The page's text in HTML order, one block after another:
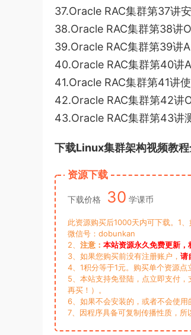
37.Oracle RAC集群第37讲
38.Oracle RAC集群第38
39.Oracle RAC集群第39
40.Oracle RAC集群第40
41.Oracle RAC集群第41
42.Oracle RAC集群第42
43.Oracle RAC集群第43
下载Linux集群架构视频教程
资源下载
下载价格 30 学课币
此资源购买后1000天内可下载。1
微信号：dobunkan
2、 注意： 本站资源永久免费更新，
3、如果您购买前没有注册账户， 请
4、1积分等于1元。购买单个资源点
5、本站支持免登陆，点立即支付
再买！）。
6、如果不会安装的，或者不会使用
7、因程序具备可复制传播性质，所